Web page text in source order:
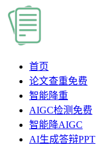
首页
论文查重免费
智能降重
AIGC检测 免费
智能降AIGC
AI生成答辩PPT